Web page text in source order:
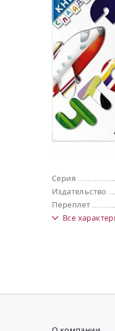
Серия
Издательство
Переплет
Все